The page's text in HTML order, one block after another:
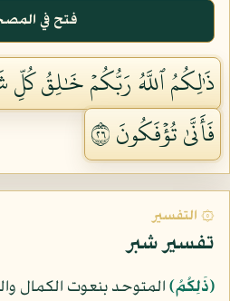
فتح في
ذَٰلِكُمُ ٱللَّهُ رَبُّكُمۡ خَٰلِقُ كُلِّ
فَأَنَّىٰ تُؤۡفَكُونَ ٦٢
۞ التفسير
تفسير شبر
﴿ذَلِكُمُ﴾المتوحد بنعوت الكمال